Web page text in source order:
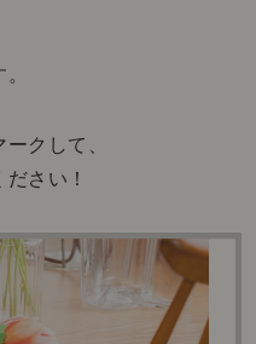
クして、
さい！